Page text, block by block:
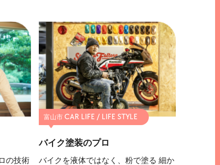
の技術
富山市
バイク塗装のプロ
バイクを液体ではなく、粉で塗る 細か